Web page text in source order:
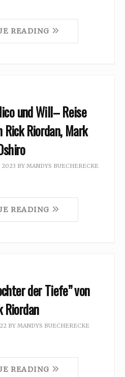
READING
und Will– Reise
Rick Riordan, Mark
2023 BY MANDYS BUECHERECKE
READING
der Tiefe” von
Riordan
BY MANDYS BUECHERECKE
READING